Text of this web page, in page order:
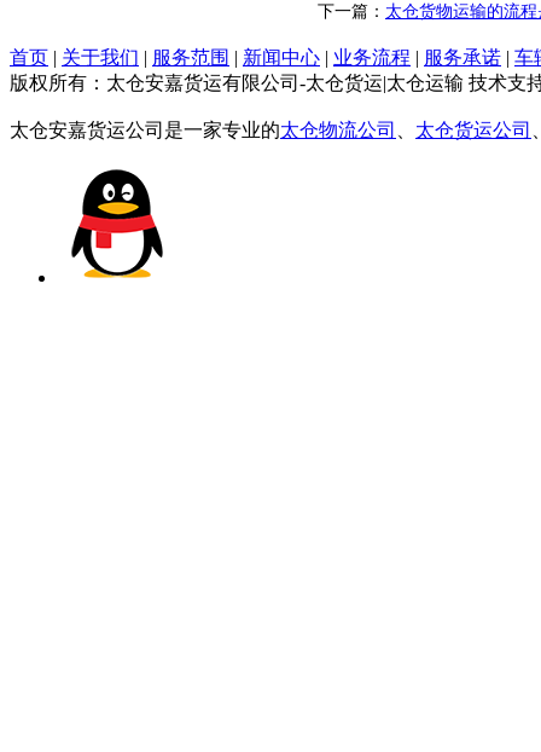
下一篇： 太仓货物运输​的流
首页 | 关于我们 | 服务范围 | 新闻中心 | 业务流程 | 服务承诺 | 车
版权所有：太仓安嘉货运有限公司-太仓货运|太仓运输 技术支
太仓安嘉货运公司是一家专业的太仓物流公司 太仓货运公司